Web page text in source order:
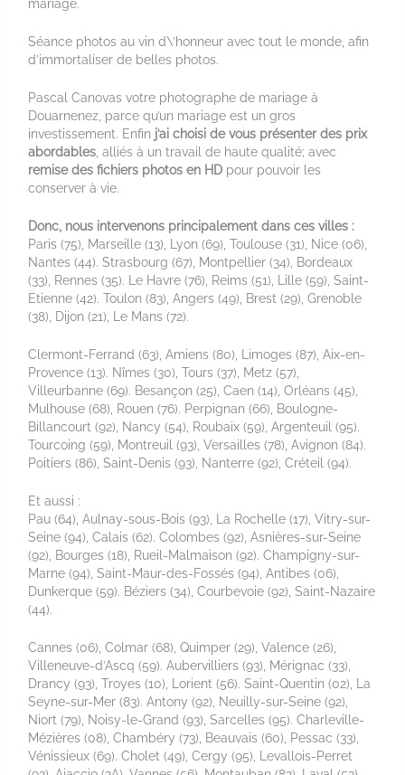
mariage.
Séance photos au vin d\’honneur avec tout le monde, afin
d’immortaliser de belles photos.
Pascal Canovas votre photographe de mariage à
Douarnenez, parce qu’un mariage est un gros
investissement. Enfin j’ai choisi de vous présenter des prix
abordables , alliés à un travail de haute qualité; avec
remise des fichiers photos en HD pour pouvoir les
conserver à vie.
Donc, nous intervenons principalement dans ces villes :
Paris (75), Marseille (13), Lyon (69), Toulouse (31), Nice (06),
Nantes (44). Strasbourg (67), Montpellier (34), Bordeaux
(33), Rennes (35). Le Havre (76), Reims (51), Lille (59), Saint-
Etienne (42). Toulon (83), Angers (49), Brest (29), Grenoble
(38), Dijon (21), Le Mans (72).
Clermont-Ferrand (63), Amiens (80), Limoges (87), Aix-en-
Provence (13). Nîmes (30), Tours (37), Metz (57),
Villeurbanne (69). Besançon (25), Caen (14), Orléans (45),
Mulhouse (68), Rouen (76). Perpignan (66), Boulogne-
Billancourt (92), Nancy (54), Roubaix (59), Argenteuil (95).
Tourcoing (59), Montreuil (93), Versailles (78), Avignon (84).
Poitiers (86), Saint-Denis (93), Nanterre (92), Créteil (94).
Et aussi :
Pau (64), Aulnay-sous-Bois (93), La Rochelle (17), Vitry-sur-
Seine (94), Calais (62). Colombes (92), Asnières-sur-Seine
(92), Bourges (18), Rueil-Malmaison (92). Champigny-sur-
Marne (94), Saint-Maur-des-Fossés (94), Antibes (06),
Dunkerque (59). Béziers (34), Courbevoie (92), Saint-Nazaire
(44).
Cannes (06), Colmar (68), Quimper (29), Valence (26),
Villeneuve-d’Ascq (59). Aubervilliers (93), Mérignac (33),
Drancy (93), Troyes (10), Lorient (56). Saint-Quentin (02), La
Seyne-sur-Mer (83). Antony (92), Neuilly-sur-Seine (92),
Niort (79), Noisy-le-Grand (93), Sarcelles (95). Charleville-
Mézières (08), Chambéry (73), Beauvais (60), Pessac (33),
Vénissieux (69). Cholet (49), Cergy (95), Levallois-Perret